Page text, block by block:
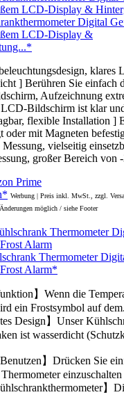
Digital
LCD-Display &
klares
] Berühren Sie einfach
Aufzeichnung
Bildschirm ist klar
flexible Installation ]
oder mit Magneten
vielseitig
großer Bereich von
Werbung | Preis inkl. MwSt., zzgl.
Änderungen möglich / siehe Footer
Thermometer
Alarm*
】Wenn die
ein Frostsymbol auf
Design】Unser
ist wasserdicht
Benutzen】Drücken Sie
】